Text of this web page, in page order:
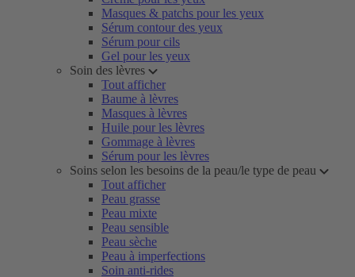
Masques & patchs pour les yeux
Sérum contour des yeux
Sérum pour cils
Gel pour les yeux
Soin des lèvres
Tout afficher
Baume à lèvres
Masques à lèvres
Huile pour les lèvres
Gommage à lèvres
Sérum pour les lèvres
Soins selon les besoins de la peau/le type de peau
Tout afficher
Peau grasse
Peau mixte
Peau sensible
Peau sèche
Peau à imperfections
Soin anti-rides